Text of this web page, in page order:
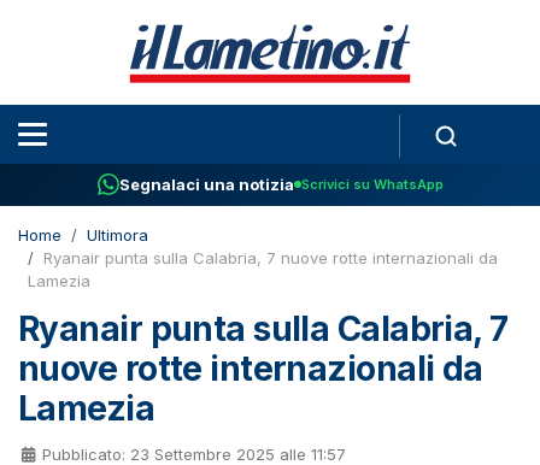
Segnalaci una notizia Scrivici su WhatsApp
Home
Ultimora
Ryanair punta sulla Calabria, 7 nuove rotte internazionali da
Lamezia
Ryanair punta sulla Calabria, 7
nuove rotte internazionali da
Lamezia
Pubblicato: 23 Settembre 2025 alle 11:57